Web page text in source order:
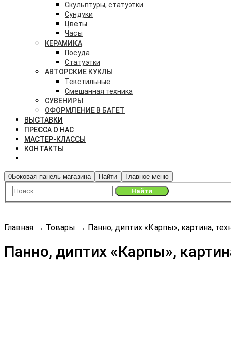
Скульптуры, статуэтки
Сундуки
Цветы
Часы
КЕРАМИКА
Посуда
Статуэтки
АВТОРСКИЕ КУКЛЫ
Текстильные
Смешанная техника
СУВЕНИРЫ
ОФОРМЛЕНИЕ В БАГЕТ
ВЫСТАВКИ
ПРЕССА О НАС
МАСТЕР-КЛАССЫ
КОНТАКТЫ
0Боковая панель магазина Найти Главное меню
Главная → Товары → Панно, диптих «Карпы», картина,
Панно, диптих «Карпы»,